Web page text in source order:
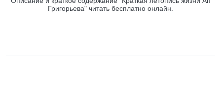
Григорьева" читать бесплатно онлайн.